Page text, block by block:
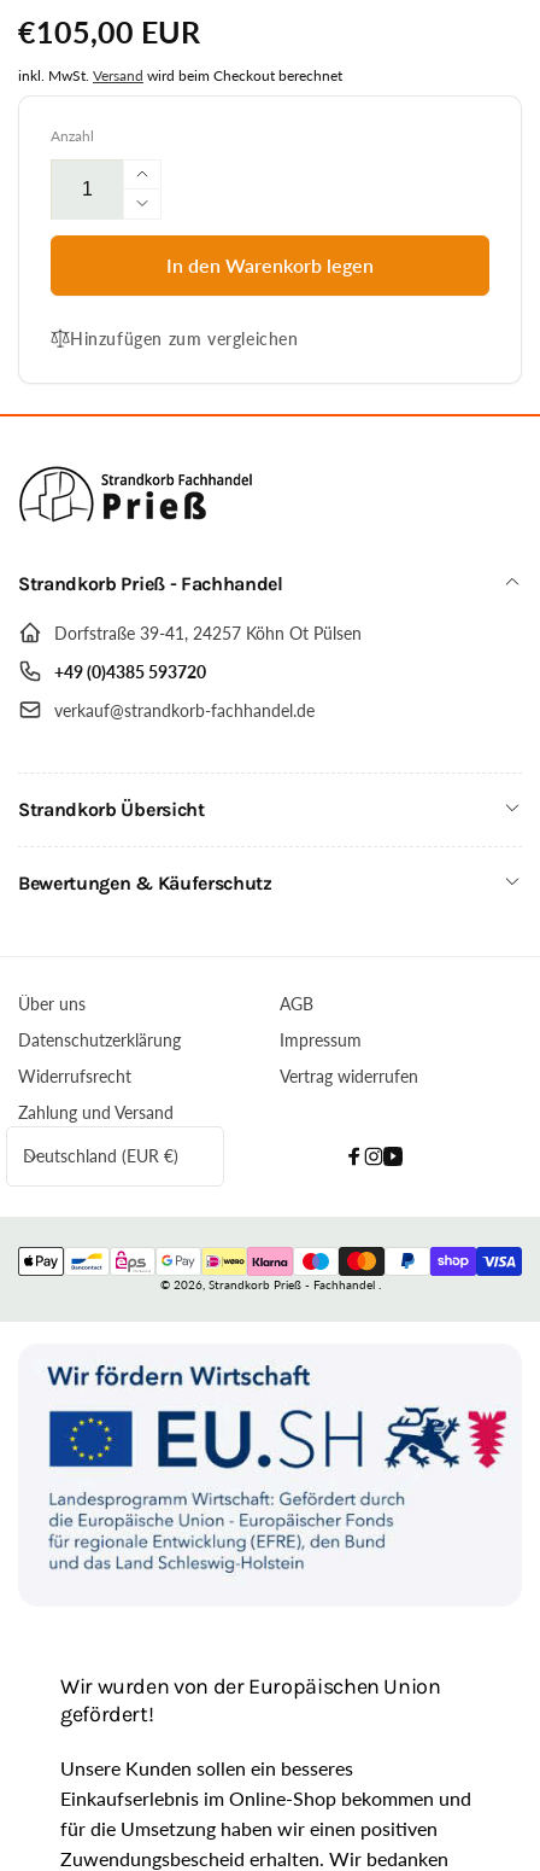
Normaler
Preis
€105,00 EUR
inkl. MwSt. Versand wird beim Checkout berechnet
Anzahl
Erhöhe
die
Menge
hellgrau,
für
abgebildetes
Nr.
7
Verringere
die
Menge
für
Schutzhülle,
ganzjahr,
für
Strandkorb-
Profil
Nr.
In den Warenkorb legen
Hinzufügen zum vergleichen
Strandkorb Prieß - Fachhandel
Dorfstraße 39-41, 24257 Köhn Ot Pülsen
+49 (0)4385 593720
verkauf@strandkorb-fachhandel.de
Strandkorb Übersicht
Bewertungen & Käuferschutz
Über uns
AGB
Datenschutzerklärung
Impressum
Widerrufsrecht
Vertrag widerrufen
Zahlung und Versand
L
a
n
d
/
Deutschland (EUR €)
Facebook
Instagram
YouTube
Zahlungsmethoden
© 2026, Strandkorb Prieß - Fachhandel
Wir wurden von der Europäischen Union
gefördert!
Unsere Kunden sollen ein besseres
Einkaufserlebnis im Online-Shop bekommen und
für die Umsetzung haben wir einen positiven
Zuwendungsbescheid erhalten. Wir bedanken